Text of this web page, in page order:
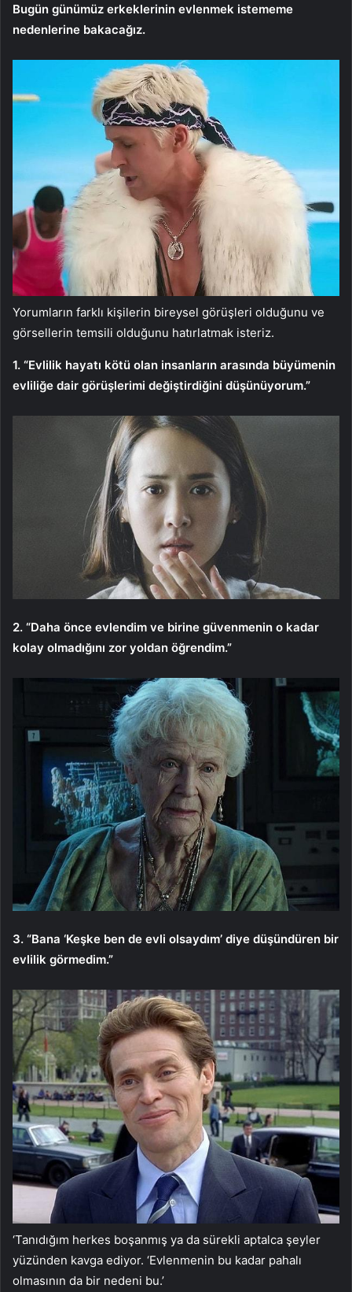
Bugün günümüz erkeklerinin evlenmek istememe
nedenlerine bakacağız.
Yorumların farklı kişilerin bireysel görüşleri olduğunu ve
görsellerin temsili olduğunu hatırlatmak isteriz.
1. “Evlilik hayatı kötü olan insanların arasında büyümenin
evliliğe dair görüşlerimi değiştirdiğini düşünüyorum.”
2. “Daha önce evlendim ve birine güvenmenin o kadar
kolay olmadığını zor yoldan öğrendim.”
3. “Bana ‘Keşke ben de evli olsaydım’ diye düşündüren bir
evlilik görmedim.”
‘Tanıdığım herkes boşanmış ya da sürekli aptalca şeyler
yüzünden kavga ediyor. ‘Evlenmenin bu kadar pahalı
olmasının da bir nedeni bu.’